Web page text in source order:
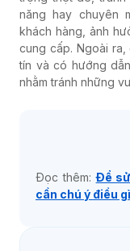
năng hay chuyên
khách hàng, ảnh
cung cấp. Ngoài
tín và có hướng
nhằm tránh những
Đọc thêm:Để
cần chú ý điều